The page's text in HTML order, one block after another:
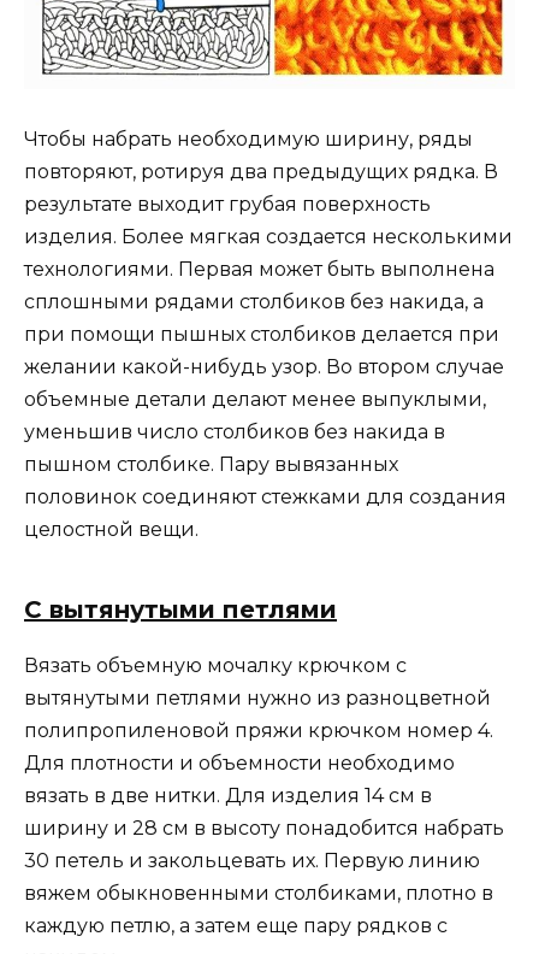
Чтобы набрать необходимую ширину, ряды
повторяют, ротируя два предыдущих рядка. В
результате выходит грубая поверхность
изделия. Более мягкая создается несколькими
технологиями. Первая может быть выполнена
сплошными рядами столбиков без накида, а
при помощи пышных столбиков делается при
желании какой-нибудь узор. Во втором случае
объемные детали делают менее выпуклыми,
уменьшив число столбиков без накида в
пышном столбике. Пару вывязанных
половинок соединяют стежками для создания
целостной вещи.
С вытянутыми петлями
Вязать объемную мочалку крючком с
вытянутыми петлями нужно из разноцветной
полипропиленовой пряжи крючком номер 4.
Для плотности и объемности необходимо
вязать в две нитки. Для изделия 14 см в
ширину и 28 см в высоту понадобится набрать
30 петель и закольцевать их. Первую линию
вяжем обыкновенными столбиками, плотно в
каждую петлю, а затем еще пару рядков с